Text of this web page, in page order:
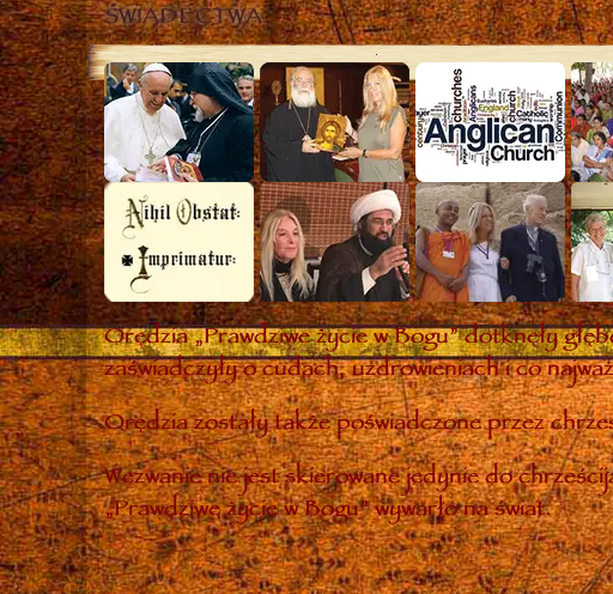
ŚWIADECTWA
Orędzia „Prawdziwe życie w Bogu” dotknęły
zaświadczyły o cudach, uzdrowieniach i co
Orędzia zostały także poświadczone przez
Wezwanie nie jest skierowane jedynie do
„Prawdziwe życie w Bogu” wywarło na świat.